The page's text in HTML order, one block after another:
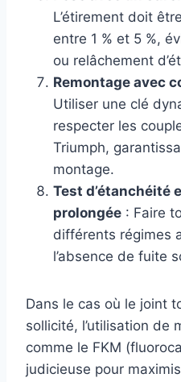
L’étirement doit
entre 1 % et 5 %,
ou relâchement
Remontage avec
Utiliser une clé
respecter les
Triumph,
montage.
Test d’étanchéité
prolongée : Faire
différents régimes
l’absence de fuite
Dans le cas où le joint
sollicité, l’utilisation de
comme le FKM
judicieuse pour